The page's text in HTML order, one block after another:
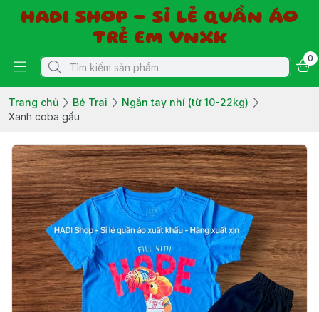
HADI SHOP - SỈ LẺ QUẦN ÁO
TRẺ EM VNXK
0
Trang chủ Bé Trai
Ngắn tay nhí (từ 10-22kg)
Xanh coba gấu